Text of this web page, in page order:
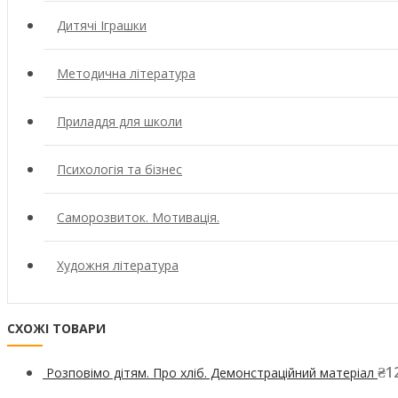
Дитячі Іграшки
Методична література
Приладдя для школи
Психологія та бізнес
Саморозвиток. Мотивація.
Художня література
СХОЖІ ТОВАРИ
Розповімо дітям. Про хліб. Демонстраційний матеріал ₴